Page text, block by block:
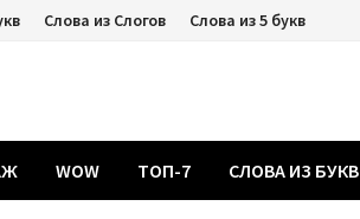
Слова из Слогов Слова из 5 букв
WOW ТОП-7 СЛОВА ИЗ БУКВ